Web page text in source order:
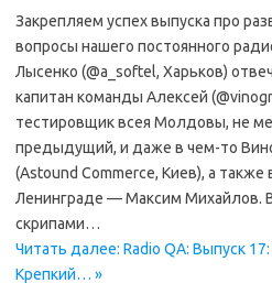
Закрепляем успех выпуска про
вопросы нашего постоянного
Лысенко (@a_softel, Харьков)
капитан команды Алексей
тестировщик всея Молдовы, не
предыдущий, и даже в чем-то
(Astound Commerce, Киев), а также
Ленинграде — Максим Михайлов.
скрипами…
Читать далее: Radio QA: Выпуск
Крепкий… »